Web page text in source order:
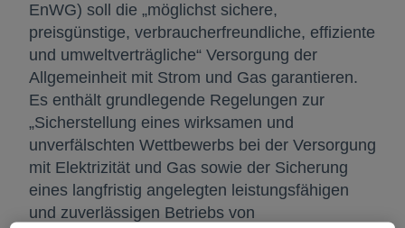
EnWG) soll die „möglichst sichere,
preisgünstige, verbraucherfreundliche, effiziente
und umweltverträgliche“ Versorgung der
Allgemeinheit mit Strom und Gas garantieren.
Es enthält grundlegende Regelungen zur
„Sicherstellung eines wirksamen und
unverfälschten Wettbewerbs bei der Versorgung
mit Elektrizität und Gas sowie der Sicherung
eines langfristig angelegten leistungsfähigen
und zuverlässigen Betriebs von